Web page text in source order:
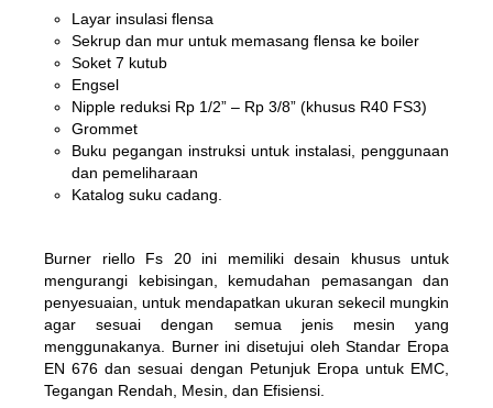
Layar insulasi flensa
Sekrup dan mur untuk memasang flensa ke boiler
Soket 7 kutub
Engsel
Nipple reduksi Rp 1/2” – Rp 3/8” (khusus R40 FS3)
Grommet
Buku pegangan instruksi untuk instalasi, penggunaan
dan pemeliharaan
Katalog suku cadang.
Burner riello Fs 20 ini memiliki desain khusus untuk
mengurangi kebisingan, kemudahan pemasangan dan
penyesuaian, untuk mendapatkan ukuran sekecil mungkin
agar sesuai dengan semua jenis mesin yang
menggunakanya. Burner ini disetujui oleh Standar Eropa
EN 676 dan sesuai dengan Petunjuk Eropa untuk EMC,
Tegangan Rendah, Mesin, dan Efisiensi.